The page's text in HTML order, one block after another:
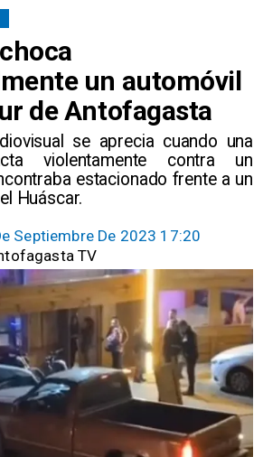
un automóvil
de Antofagasta
se aprecia cuando una
violentamente contra un
estacionado frente a un
Huáscar.
Septiembre De 2023 17:20
TV